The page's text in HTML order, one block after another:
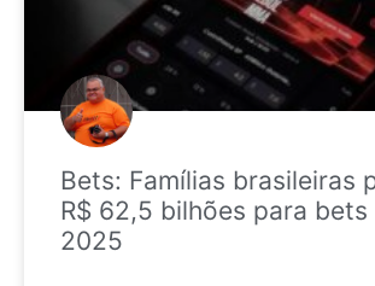
Bets: Famílias brasileiras
R$ 62,5 bilhões para bets
2025